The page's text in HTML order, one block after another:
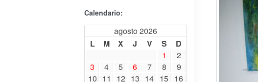
Calendario:
agosto 2026
L
M X J V S
D
1
2
3
4 5 6 7 8
9
10 11 12 13 14 15 16